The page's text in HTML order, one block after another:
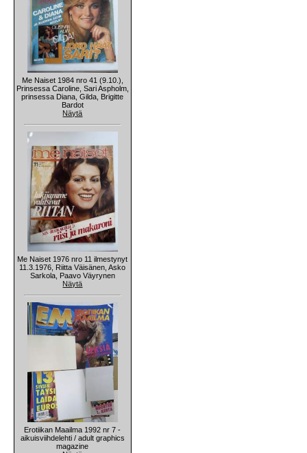
Me Naiset 1984 nro 41 (9.10.),
Prinsessa Caroline, Sari Aspholm,
prinsessa Diana, Gilda, Brigitte
Bardot
Näytä
Me Naiset 1976 nro 11 ilmestynyt
11.3.1976, Riitta Väisänen, Asko
Sarkola, Paavo Väyrynen
Näytä
Erotiikan Maailma 1992 nr 7 -
aikuisviihdelehti / adult graphics
magazine